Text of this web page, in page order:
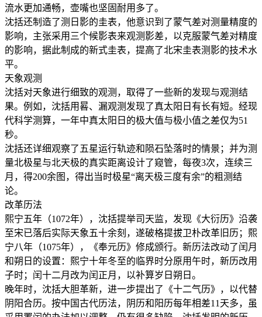
流水更加通畅，壶嘴也坚固耐用多了。
沈括还制造了测日影的圭表，他意识到了蒙气差对测量精度的
影响，主张采用三个候影表来观测影差，以克服蒙气差对精度
的影响，据此制成的新式圭表，提高了北宋圭表测影的技术水
平。
天象观测
沈括对天象进行细致的观测，取得了一些新的发现与观测结
果。例如，沈括用晷、漏观测发现了真太阳日有长有短。经现
代科学测算，一年中真太阳日的极大值与极小值之差仅为51
秒。
沈括还详细观察了五星运行轨迹和陨石坠落时的情景；并为测
量北极星与北天极的真实距离设计了窥管，每夜3次，连续三
月，得200余图，得出当时极星“离天极三度有余”的粗测结
论。
改革历法
熙宁五年（1072年），沈括提举司天监，发现《大衍历》沿袭
至宋已落后实际天象五十余刻，遂破格提拔卫朴改革旧历；熙
宁八年（1075年），《奉元历》修成颁行。新历法改动了闰月
和朔日的设置：熙宁十年冬至的临界时分原用午时，新历改用
子时；闰十二月改为闰正月，以补算岁日朔日。
晚年时，沈括大胆革新，进一步提出了《十二气历》，以代替
阴阳合历。按中国古代历法，阴历和阳历每年相差11天多，虽